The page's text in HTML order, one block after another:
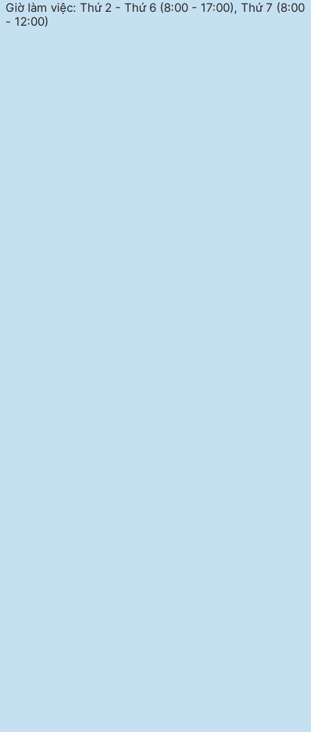
Giờ làm việc: Thứ 2 - Thứ 6 (8:00 - 17:00), Thứ 7 (8:00
- 12:00)